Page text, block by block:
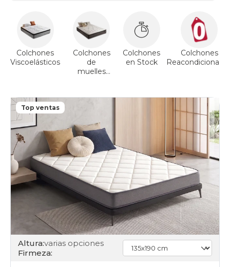
Colchones
Viscoelásticos
Colchones
de
muelles
Colchones
en Stock
Colchones
Top ventas
Altura:varias opciones
Firmeza: